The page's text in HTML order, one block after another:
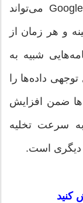
نشوید که برنامه‌ای همچون Google Photos می‌تواند
و هر زمان از
شبیه به
داده‌ها را
ضمن افزایش
سرعت تخلیه